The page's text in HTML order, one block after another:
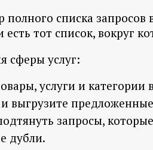
списка
тот список, вокруг
сферы услуг:
услуги и категории
выгрузите
запросы,
дубли.